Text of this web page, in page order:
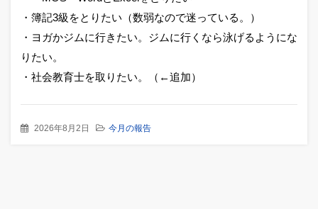
・簿記3級をとりたい（数弱なので迷っている。）
・ヨガかジムに行きたい。ジムに行くなら泳げるようにな
りたい。
・社会教育士を取りたい。（←追加）
2026年8月2日 今月の報告